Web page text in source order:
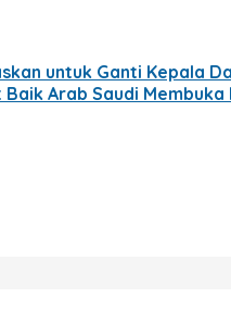
untuk Ganti Kepala
Baik Arab Saudi